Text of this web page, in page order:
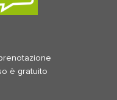
è gratuito